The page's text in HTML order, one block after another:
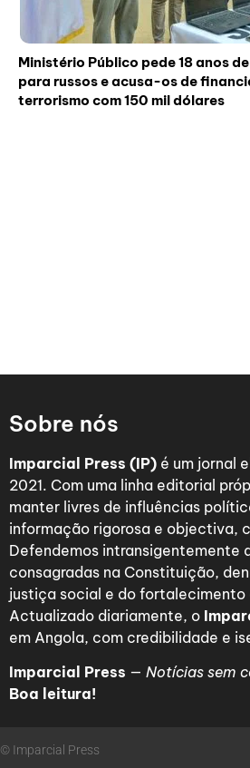
Ministério Público pede 18 anos
para russos e acusa-os de
terrorismo com 150 mil dólares
Sobre nós
Imparcial Press (IP) é um jornal
2021. Com uma linha editorial
manter livres de influências
informação rigorosa e objectiva,
Defendemos intransigentemente
consagradas na Constituição,
justiça social e do fortalecimento
Actualizado diariamente, o
em Angola, com credibilidade e
Imparcial Press — Notícias sem
Boa leitura!
© Imparcial Press